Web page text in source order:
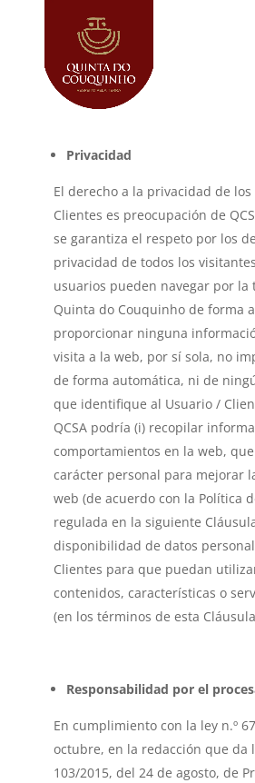
Privacidad
El derecho a la privacidad de
Clientes es preocupación de
se garantiza el respeto por los
privacidad de todos los
usuarios pueden navegar por la
Quinta do Couquinho de forma
proporcionar ninguna
visita a la web, por sí sola, no
de forma automática, ni de
que identifique al Usuario /
QCSA podría (i) recopilar
comportamientos en la web,
carácter personal para mejorar
web (de acuerdo con la Política
regulada en la siguiente
disponibilidad de datos
Clientes para que puedan
contenidos, características o
(en los términos de esta
Responsabilidad por el
En cumplimiento con la ley n.º
octubre, en la redacción que da
103/2015, del 24 de agosto, de